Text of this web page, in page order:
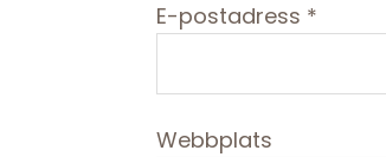
E-postadress *
Webbplats